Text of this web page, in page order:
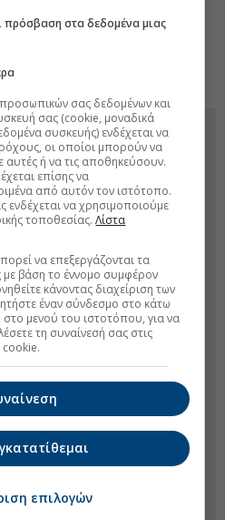
EFA Group στη Fractal
Δύναμη Σαουδικής
στα δεδομένα μιας
σας δεδομένων και
σας (cookie, μοναδικά
συσκευής) ενδέχεται να
οι οποίοι μπορούν να
ή να τις αποθηκεύσουν.
επίσης να
από αυτόν τον ιστότοπο.
ενδέχεται να χρησιμοποιούμε
τοποθεσίας.Λίστα
να επεξεργάζονται τα
βάση το έννομο συμφέρον
κάνοντας διαχείριση των
έναν σύνδεσμο στο κάτω
στο μενού του ιστοτόπου, για να
τη συναίνεσή σας στις
cookie.
επιλογών